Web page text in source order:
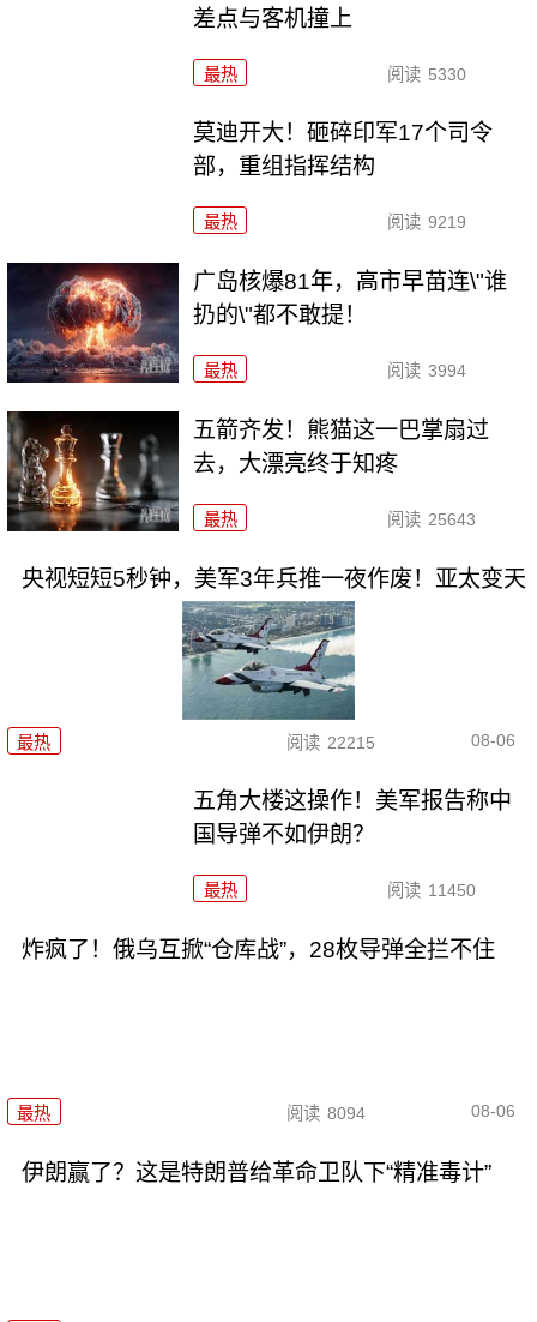
差点与客机撞上
最热 阅读 5330
莫迪开大！砸碎印军17个司令
部，重组指挥结构
最热 阅读 9219
广岛核爆81年，高市早苗连\"谁
扔的\"都不敢提！
最热 阅读 3994
五箭齐发！熊猫这一巴掌扇过
去，大漂亮终于知疼
最热 阅读 25643
央视短短5秒钟，美军3年兵推一夜作废！亚太变天
最热 阅读 22215 08-06
五角大楼这操作！美军报告称中
国导弹不如伊朗？
最热 阅读 11450
炸疯了！俄乌互掀“仓库战”，28枚导弹全拦不住
最热 阅读 8094 08-06
伊朗赢了？这是特朗普给革命卫队下“精准毒计”